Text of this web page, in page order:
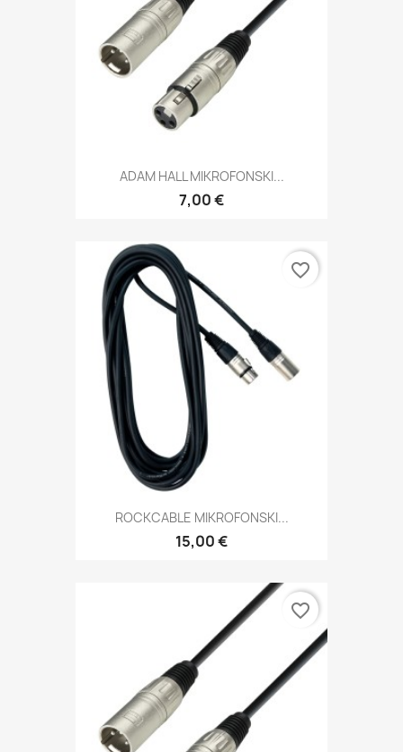
ADAM HALL MIKROFONSKI...
7,00 €
ROCKCABLE MIKROFONSKI...
15,00 €
favorite_border
favorite_border